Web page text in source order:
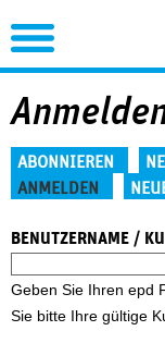
Haupt-Reiter
ABONNIEREN
ANMELDEN
BENUTZERNAME /
Geben Sie Ihren epd
Sie bitte Ihre gültige